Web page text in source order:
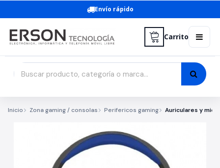
Envío rápido
Carrito
Inicio Zona gaming / consolas Perifericos gaming Auriculares y